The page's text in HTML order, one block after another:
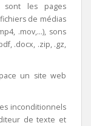
sont les pages
de médias
.mov,…), sons
.docx, .zip, .gz,
un site web
inconditionnels
de texte et